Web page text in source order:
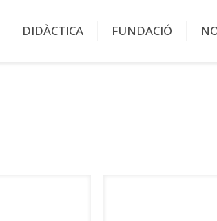
DIDÀCTICA FUNDACIÓ